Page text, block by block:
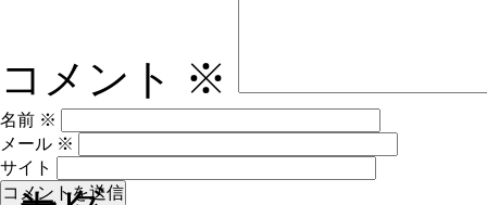
コメント ※
名前 ※
メール ※
サイト